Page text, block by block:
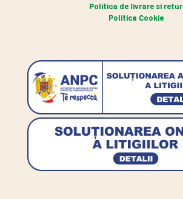
Politica de livrare si retur
Politica Cookie